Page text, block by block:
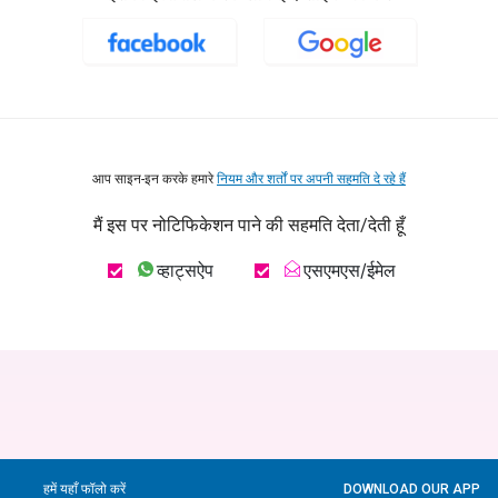
आप साइन-इन करके हमारेनियम और शर्तों पर अपनी सहमति दे रहे हैं
मैं इस पर नोटिफिकेशन पाने की सहमति देता/देती हूँ
व्हाट्सऐप एसएमएस/ईमेल
हमें यहाँ फॉलो करें DOWNLOAD OUR APP